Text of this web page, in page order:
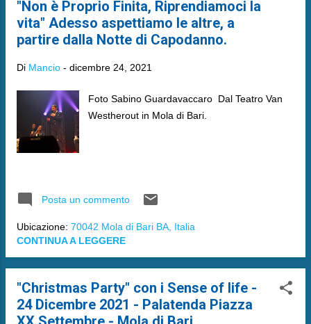
"Non è Proprio Finita, Riprendiamoci la
vita" Adesso aspettiamo le altre, a
partire dalla Notte di Capodanno.
Di Mancio - dicembre 24, 2021
Foto Sabino Guardavaccaro Dal Teatro Van
Westherout in Mola di Bari.
Posta un commento
Ubicazione: 70042 Mola di Bari BA, Italia
CONTINUA A LEGGERE
"Christmas Party" con i Sense of life -
24 Dicembre 2021 - Palatenda Piazza